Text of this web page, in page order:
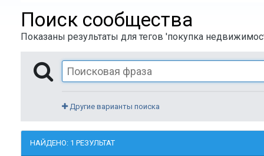
Поиск сообщества
Показаны результаты для тегов 'покупка
Другие варианты поиска
НАЙДЕНО: 1 РЕЗУЛЬТАТ